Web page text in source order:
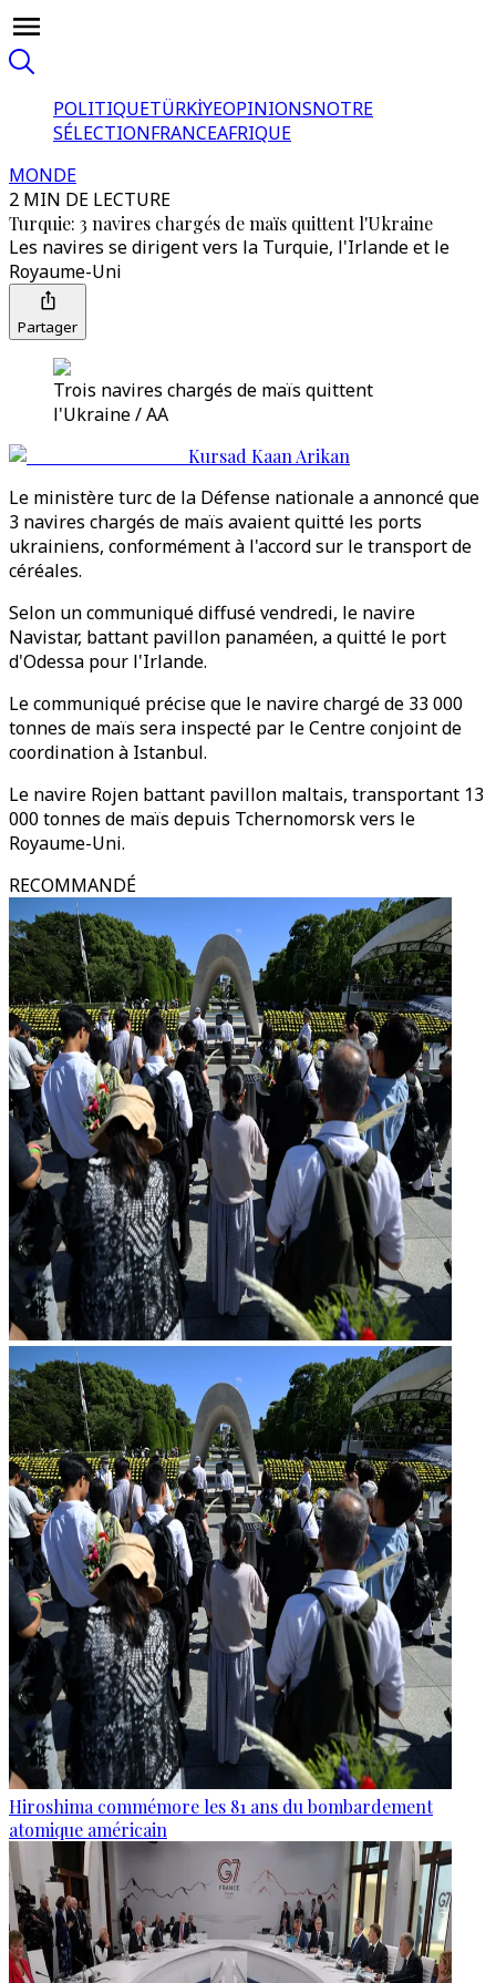
POLITIQUETÜRKİYEOPINIONSNOTRE
SÉLECTIONFRANCEAFRIQUE
MONDE
2 MIN DE LECTURE
Turquie: 3 navires chargés de maïs quittent l'Ukraine
Les navires se dirigent vers la Turquie, l'Irlande et le
Royaume-Uni
Partager
Trois navires chargés de maïs quittent
l'Ukraine / AA
Kursad Kaan Arikan
Le ministère turc de la Défense nationale a annoncé que
3 navires chargés de maïs avaient quitté les ports
ukrainiens, conformément à l'accord sur le transport de
céréales.
Selon un communiqué diffusé vendredi, le navire
Navistar, battant pavillon panaméen, a quitté le port
d'Odessa pour l'Irlande.
Le communiqué précise que le navire chargé de 33 000
tonnes de maïs sera inspecté par le Centre conjoint de
coordination à Istanbul.
Le navire Rojen battant pavillon maltais, transportant 13
000 tonnes de maïs depuis Tchernomorsk vers le
Royaume-Uni.
RECOMMANDÉ
Hiroshima commémore les 81 ans du bombardement
atomique américain